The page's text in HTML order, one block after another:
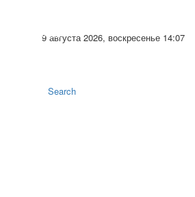
9 августа 2026, воскресенье 14:07
Search